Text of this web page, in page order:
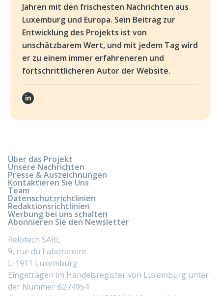
Jahren mit den frischesten Nachrichten aus
Luxemburg und Europa. Sein Beitrag zur
Entwicklung des Projekts ist von
unschätzbarem Wert, und mit jedem Tag wird
er zu einem immer erfahreneren und
fortschrittlicheren Autor der Website.
Über das Projekt
Unsere Nachrichten
Presse & Auszeichnungen
Kontaktieren Sie Uns
Team
Datenschutzrichtlinien
Redaktionsrichtlinien
Werbung bei uns schalten
Abonnieren Sie den Newsletter
Relotech SARL
9, rue du Laboratoire
L-1911 Luxemburg
Eingetragen im Handelsregister von Luxemburg unter
der Nummer B274954